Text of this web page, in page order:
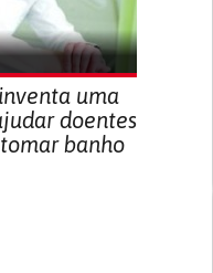
uma
doentes
banho